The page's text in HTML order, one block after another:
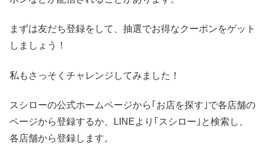
まずは友だち登録をして、抽選でお得なクーポンをゲット
しましょう！
私もさっそくチャレンジしてみました！
スシローの公式ホームページから｢お店を探す｣で各店舗の
ページから登録するか、LINEより｢スシロー｣と検索し、
各店舗から登録します。